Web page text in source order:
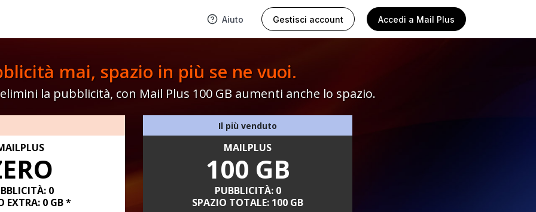
Aiuto Gestisci account Accedi a Mail Plus
mai, spazio in più se ne vuoi.
la pubblicità, con Mail Plus 100 GB aumenti anche lo spazio.
0
EXTRA: 0 GB *
Il più venduto
MAILPLUS
100 GB
PUBBLICITÀ: 0
SPAZIO TOTALE: 100 GB